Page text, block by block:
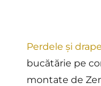
Perdele și
bucătărie pe
montate de